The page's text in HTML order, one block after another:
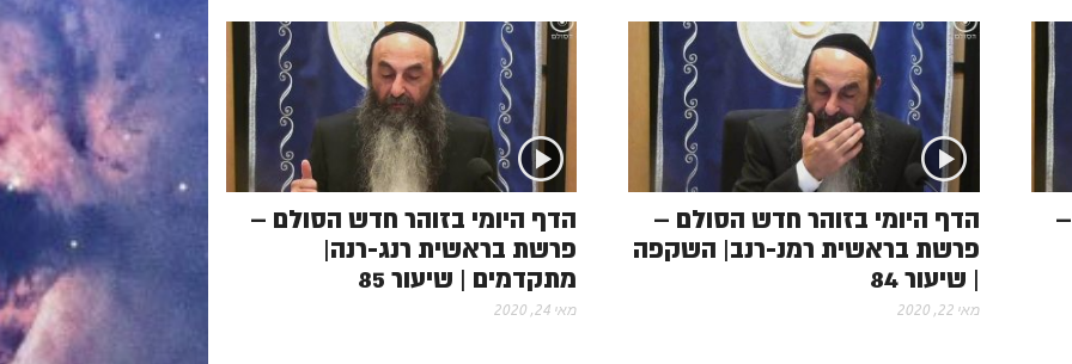
הדף היומי בזוהר חדש הסולם –
פרשת בראשית רנג-רנה|
מתקדמים | שיעור 85
מאי 24, 2020
הדף היומי בזוהר חדש הסולם –
פרשת בראשית רמנ-רנב| השקפה
| שיעור 84
מאי 22, 2020